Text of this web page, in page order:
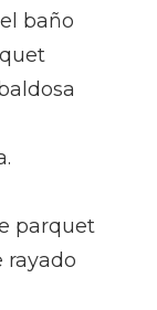
baño
parquet
rayado